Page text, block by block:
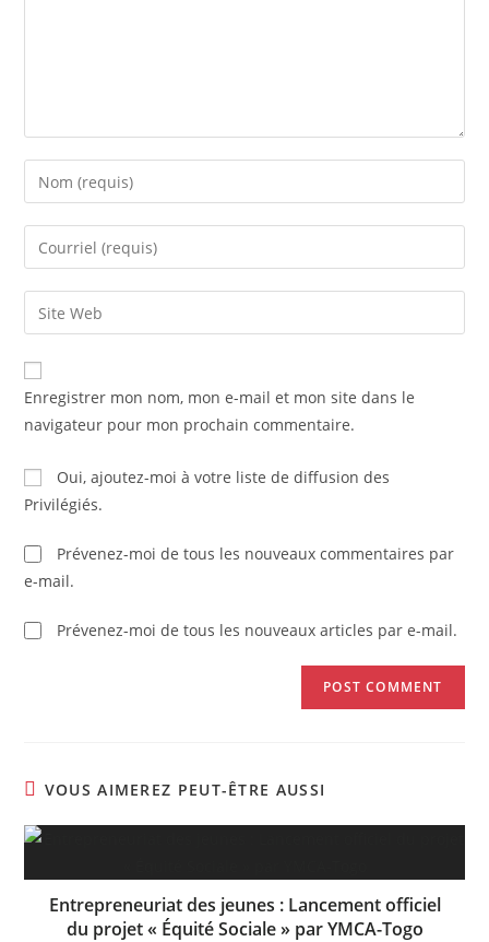
Enregistrer mon nom, mon e-mail et mon site dans le
navigateur pour mon prochain commentaire.
Oui, ajoutez-moi à votre liste de diffusion des
Privilégiés.
Prévenez-moi de tous les nouveaux commentaires par
e-mail.
Prévenez-moi de tous les nouveaux articles par e-mail.
VOUS AIMEREZ PEUT-ÊTRE AUSSI
Entrepreneuriat des jeunes : Lancement officiel
du projet « Équité Sociale » par YMCA-Togo